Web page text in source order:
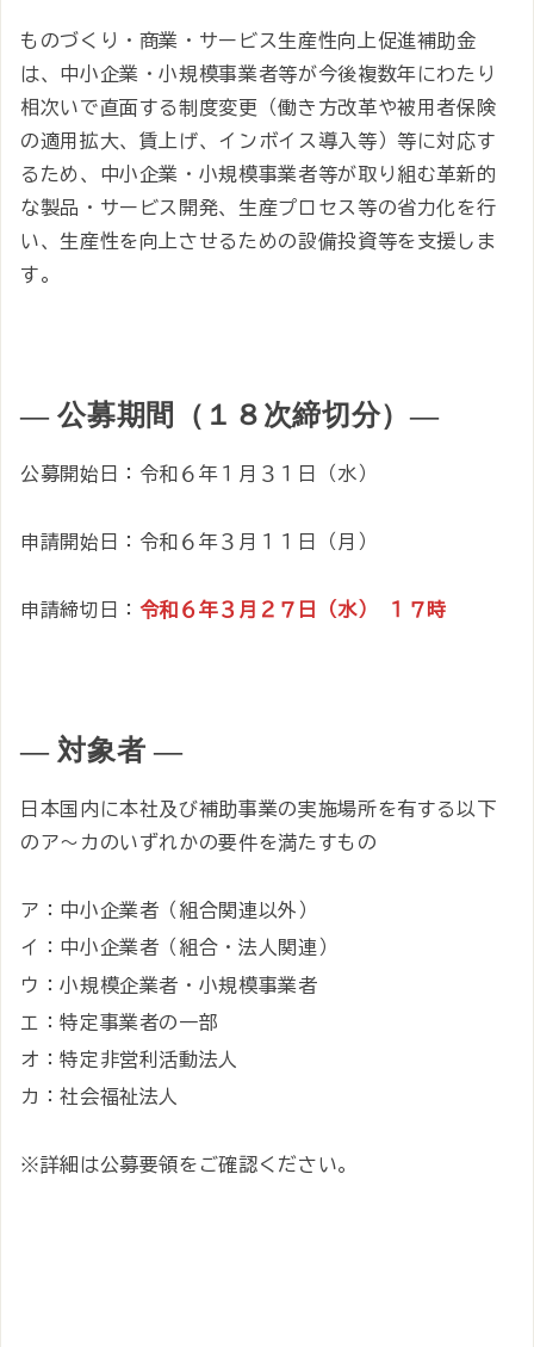
ものづくり・商業・サービス生産性向上促進補助金
は、中小企業・小規模事業者等が今後複数年にわたり
相次いで直面する制度変更（働き方改革や被用者保険
の適用拡大、賃上げ、インボイス導入等）等に対応す
るため、中小企業・小規模事業者等が取り組む革新的
な製品・サービス開発、生産プロセス等の省力化を行
い、生産性を向上させるための設備投資等を支援しま
す。
― 公募期間（１８次締切分）―
公募開始日：令和６年１月３１日（水）
申請開始日：令和６年３月１１日（月）
申請締切日： 令和６年３月２７日（水） １７時
― 対象者 ―
日本国内に本社及び補助事業の実施場所を有する以下
のア～カのいずれかの要件を満たすもの
ア：中小企業者（組合関連以外）
イ：中小企業者（組合・法人関連）
ウ：小規模企業者・小規模事業者
エ：特定事業者の一部
オ：特定非営利活動法人
カ：社会福祉法人
※詳細は公募要領をご確認ください。